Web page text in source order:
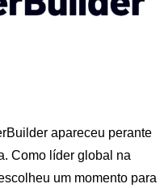
apareceu perante
Como líder global na
um momento para